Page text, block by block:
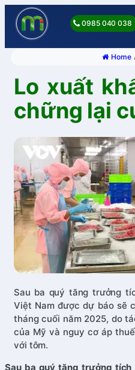
0985 040 038
Home
Lo xuất
chững lại
Sau ba quý tăng trưởng
Việt Nam được dự báo sẽ
tháng cuối năm 2025, do
của Mỹ và nguy cơ áp
với tôm.
Sau ba quý tăng trưởng